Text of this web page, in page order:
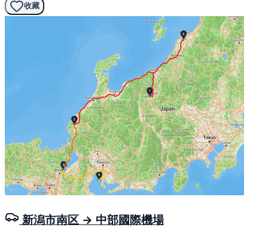
收藏
新潟市南区 → 中部國際機場